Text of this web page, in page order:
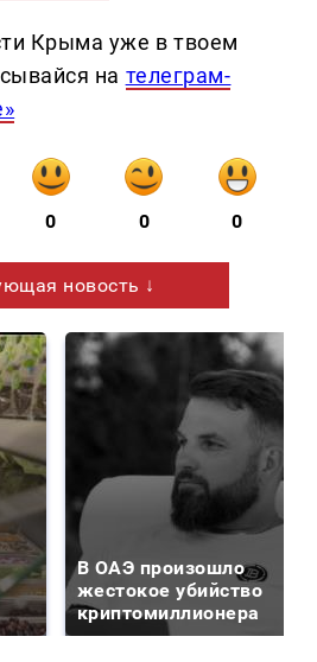
Крыма уже в твоем
на телеграм-
0 0 0
новость ↓
В ОАЭ произошло
жестокое убийство
криптомиллионера